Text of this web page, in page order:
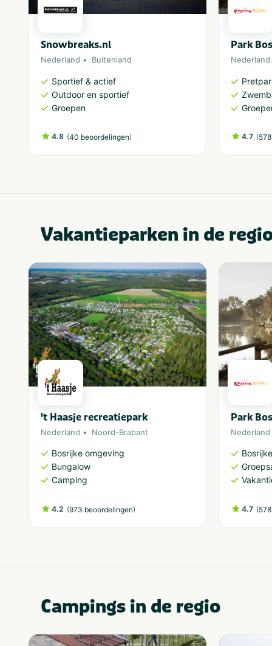
Snowbreaks.nl
Nederland Buitenland
Sportief & actief
Outdoor en sportief
Groepen
4.8 (40 beoordelingen)
Park
Nederland
4.7 (
Vakantieparken in de
't Haasje recreatiepark
Nederland Noord-Brabant
Bosrijke omgeving
Bungalow
Camping
4.2 (973 beoordelingen)
Park
Nederland
4.7 (
Campings in de regio